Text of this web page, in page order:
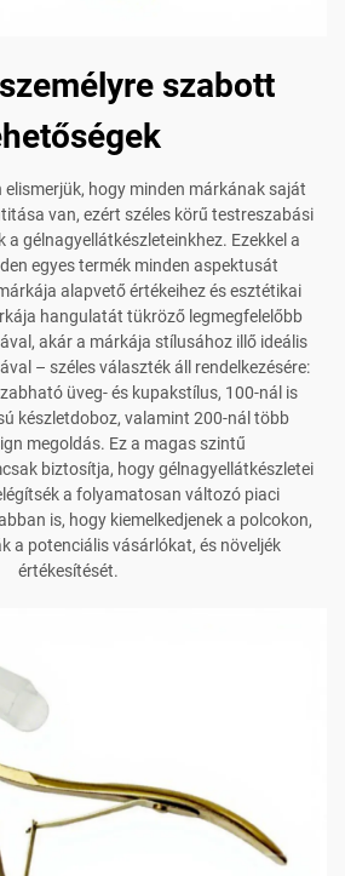
szabott
elismerjük, hogy minden márkának saját
van, ezért széles körű testreszabási
a gélnagyellátkészleteinkhez. Ezekkel a
egyes termék minden aspektusát
alapvető értékeihez és esztétikai
hangulatát tükröző legmegfelelőbb
akár a márkája stílusához illő ideális
– széles választék áll rendelkezésére:
üveg- és kupakstílus, 100-nál is
készletdoboz, valamint 200-nál több
megoldás. Ez a magas szintű
biztosítja, hogy gélnagyellátkészletei
a folyamatosan változó piaci
is, hogy kiemelkedjenek a polcokon,
a potenciális vásárlókat, és növeljék
értékesítését.